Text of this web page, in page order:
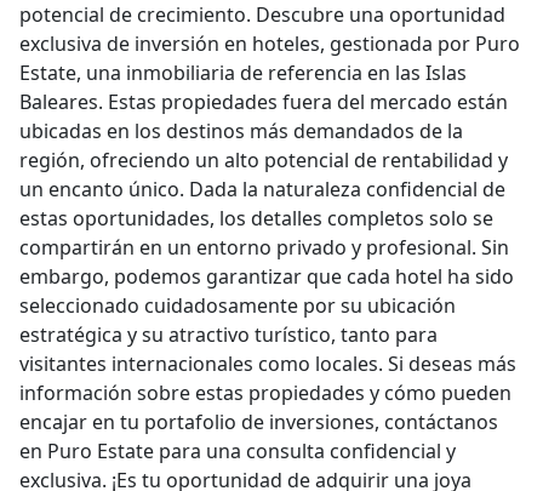
potencial de crecimiento. Descubre una oportunidad
exclusiva de inversión en hoteles, gestionada por Puro
Estate, una inmobiliaria de referencia en las Islas
Baleares. Estas propiedades fuera del mercado están
ubicadas en los destinos más demandados de la
región, ofreciendo un alto potencial de rentabilidad y
un encanto único. Dada la naturaleza confidencial de
estas oportunidades, los detalles completos solo se
compartirán en un entorno privado y profesional. Sin
embargo, podemos garantizar que cada hotel ha sido
seleccionado cuidadosamente por su ubicación
estratégica y su atractivo turístico, tanto para
visitantes internacionales como locales. Si deseas más
información sobre estas propiedades y cómo pueden
encajar en tu portafolio de inversiones, contáctanos
en Puro Estate para una consulta confidencial y
exclusiva. ¡Es tu oportunidad de adquirir una joya